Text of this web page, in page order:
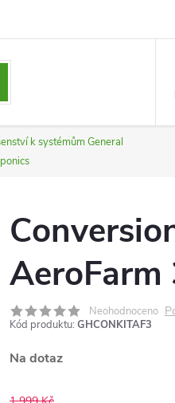
k systémům General
AeroFarm
Neohodnoceno
Kód produktu: GHCONKITAF3
Na dotaz